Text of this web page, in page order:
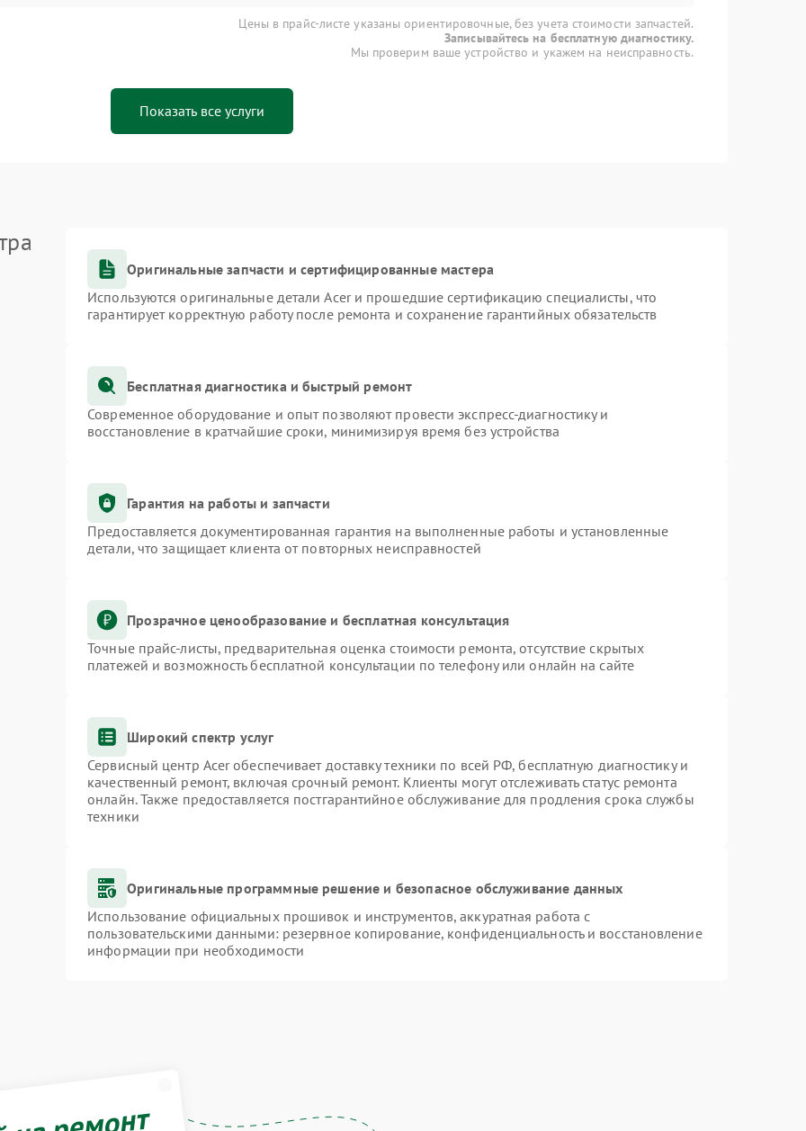
Цены в прайс-листе указаны ориентировочные, без учета стоимости запчастей.
Записывайтесь на бесплатную диагностику.
Мы проверим ваше устройство и укажем на неисправность.
Показать все услуги
Оригинальные запчасти и сертифицированные мастера
Используются оригинальные детали Acer и прошедшие сертификацию специалисты, что
гарантирует корректную работу после ремонта и сохранение гарантийных обязательств
Бесплатная диагностика и быстрый ремонт
Современное оборудование и опыт позволяют провести экспресс-диагностику и
восстановление в кратчайшие сроки, минимизируя время без устройства
Гарантия на работы и запчасти
Предоставляется документированная гарантия на выполненные работы и установленные
детали, что защищает клиента от повторных неисправностей
Прозрачное ценообразование и бесплатная консультация
Точные прайс-листы, предварительная оценка стоимости ремонта, отсутствие скрытых
платежей и возможность бесплатной консультации по телефону или онлайн на сайте
Широкий спектр услуг
Сервисный центр Acer обеспечивает доставку техники по всей РФ, бесплатную диагностику и
качественный ремонт, включая срочный ремонт. Клиенты могут отслеживать статус ремонта
онлайн. Также предоставляется постгарантийное обслуживание для продления срока службы
техники
Оригинальные программные решение и безопасное обслуживание данных
Использование официальных прошивок и инструментов, аккуратная работа с
пользовательскими данными: резервное копирование, конфиденциальность и восстановление
информации при необходимости